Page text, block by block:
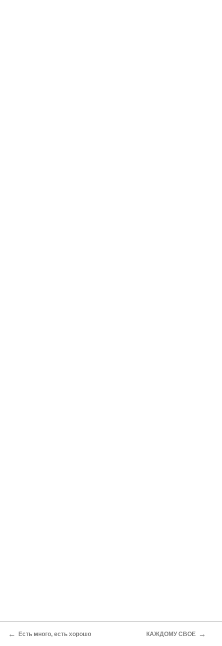
← Есть много, есть хорошо КАЖДОМУ СВОЕ →